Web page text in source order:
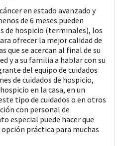
en estado avanzado y
de 6 meses pueden
de hospicio (terminales), los
ofrecer la mejor calidad de
que se acercan al final de su
y a su familia a hablar con su
del equipo de cuidados
de cuidados de hospicio,
en la casa, en un
tipo de cuidados o en otros
con personal de
especial puede hacer que
opción práctica para muchas